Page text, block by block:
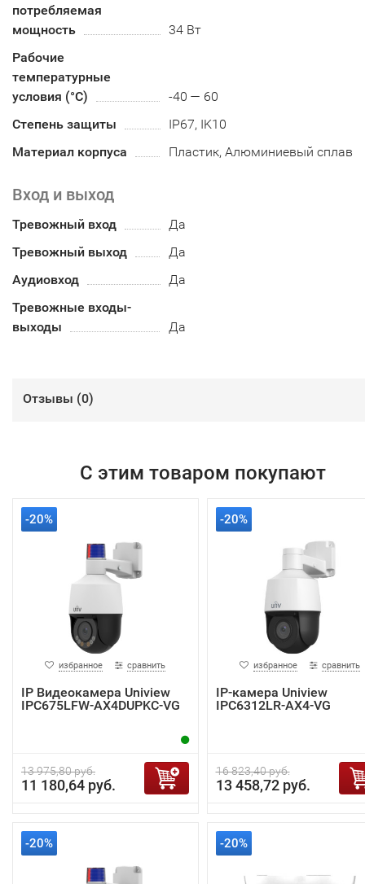
потребляемая
мощность
34 Вт
Рабочие
температурные
условия (°С)
-40 — 60
Степень защиты
IP67, IK10
Материал корпуса
Пластик, Алюминиевый сплав
Вход и выход
Тревожный вход
Да
Тревожный выход
Да
Аудиовход
Да
Тревожные входы-
выходы
Да
Отзывы (0)
С этим товаром покупают
-20%
избранное сравнить
IP Видеокамера Uniview
IPC675LFW-AX4DUPKC-VG
13 975,80 руб.
11 180,64 руб.
-20%
избранное сравнить
IP-камера Uniview
IPC6312LR-AX4-VG
16 823,40 руб.
13 458,72 руб.
-20% -20%